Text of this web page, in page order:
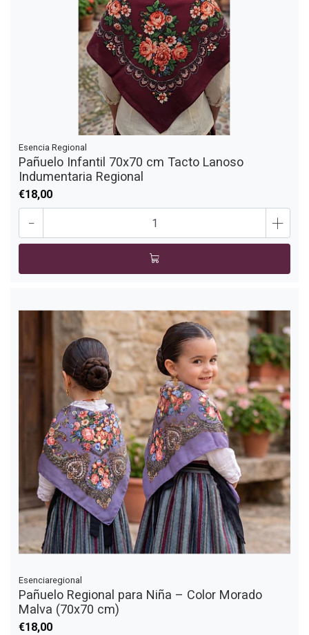
Esencia Regional
Pañuelo Infantil 70x70 cm Tacto Lanoso
Indumentaria Regional
€18,00
- +
Esenciaregional
Pañuelo Regional para Niña – Color Morado
Malva (70x70 cm)
€18,00